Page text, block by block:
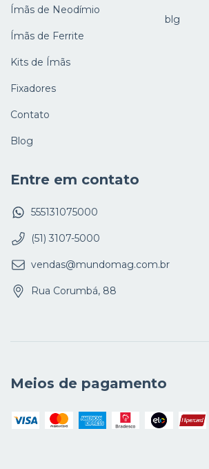
Ímãs de Neodímio
Ímãs de Ferrite
Kits de Ímãs
Fixadores
Contato
Blog
blg
Entre em contato
555131075000
(51) 3107-5000
vendas@mundomag.com.br
Rua Corumbá, 88
Meios de pagamento